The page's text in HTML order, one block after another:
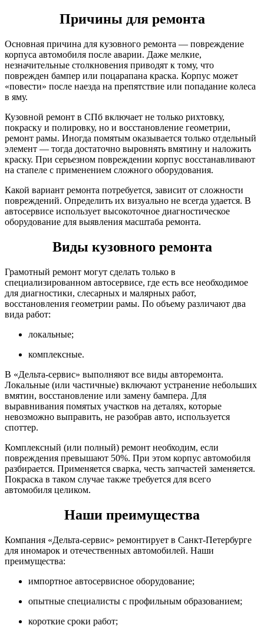
Причины для ремонта
Основная причина для кузовного ремонта — повреждение
корпуса автомобиля после аварии. Даже мелкие,
незначительные столкновения приводят к тому, что
поврежден бампер или поцарапана краска. Корпус может
«повести» после наезда на препятствие или попадание колеса
в яму.
Кузовной ремонт в СПб включает не только рихтовку,
покраску и полировку, но и восстановление геометрии,
ремонт рамы. Иногда помятым оказывается только отдельный
элемент — тогда достаточно выровнять вмятину и наложить
краску. При серьезном повреждении корпус восстанавливают
на стапеле с применением сложного оборудования.
Какой вариант ремонта потребуется, зависит от сложности
повреждений. Определить их визуально не всегда удается. В
автосервисе использует высокоточное диагностическое
оборудование для выявления масштаба ремонта.
Виды кузовного ремонта
Грамотный ремонт могут сделать только в
специализированном автосервисе, где есть все необходимое
для диагностики, слесарных и малярных работ,
восстановления геометрии рамы. По объему различают два
вида работ:
локальные;
комплексные.
В «Дельта-сервис» выполняют все виды авторемонта.
Локальные (или частичные) включают устранение небольших
вмятин, восстановление или замену бампера. Для
выравнивания помятых участков на деталях, которые
невозможно выправить, не разобрав авто, используется
споттер.
Комплексный (или полный) ремонт необходим, если
повреждения превышают 50%. При этом корпус автомобиля
разбирается. Применяется сварка, честь запчастей заменяется.
Покраска в таком случае также требуется для всего
автомобиля целиком.
Наши преимущества
Компания «Дельта-сервис» ремонтирует в Санкт-Петербурге
для иномарок и отечественных автомобилей. Наши
преимущества:
импортное автосервисное оборудование;
опытные специалисты с профильным образованием;
короткие сроки работ;